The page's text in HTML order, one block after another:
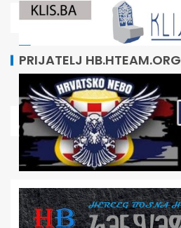
PRIJATELJ HB.HTEAM.ORG